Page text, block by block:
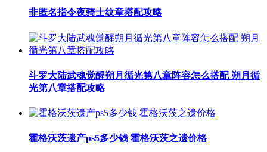
非匿名指令夜骑士纹章搭配攻略
斗罗大陆武魂觉醒朔月循光第八章阵容怎么搭配 朔月循
光第八章搭配攻略
霍格沃茨遗产ps5多少钱 霍格沃茨之遗价格